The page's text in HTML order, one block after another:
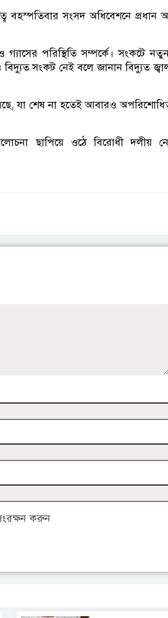
বহস্পতিবার সংসদ অধিবেশনে প্রধান
পরিস্থিতি সম্পর্কে। সংকটে
সংকট নেই বলে জানান বিদ্যুত
যা শেষ না হতেই আবারও
ছাপিয়ে ওঠে বিরোধী দলীয়
করুন